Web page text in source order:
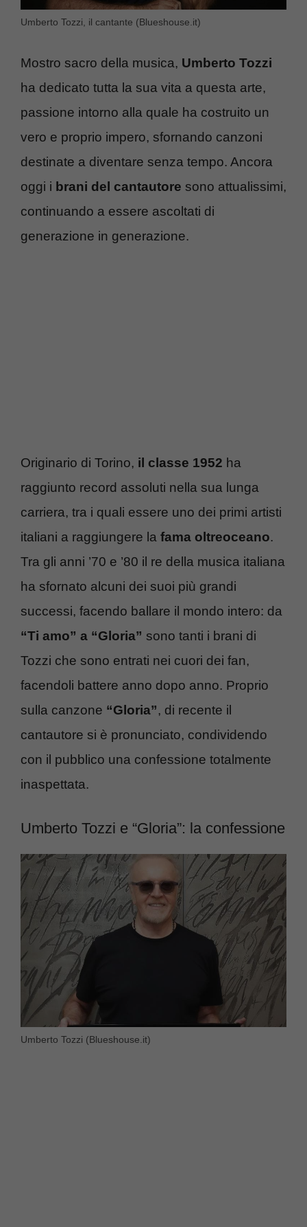
Umberto Tozzi, il cantante (Blueshouse.it)
Mostro sacro della musica, Umberto Tozzi
ha dedicato tutta la sua vita a questa arte,
passione intorno alla quale ha costruito un
vero e proprio impero, sfornando canzoni
destinate a diventare senza tempo. Ancora
oggi i brani del cantautore sono attualissimi,
continuando a essere ascoltati di
generazione in generazione.
Originario di Torino, il classe 1952 ha
raggiunto record assoluti nella sua lunga
carriera, tra i quali essere uno dei primi artisti
italiani a raggiungere la fama oltreoceano.
Tra gli anni ’70 e ’80 il re della musica italiana
ha sfornato alcuni dei suoi più grandi
successi, facendo ballare il mondo intero: da
“Ti amo” a “Gloria” sono tanti i brani di
Tozzi che sono entrati nei cuori dei fan,
facendoli battere anno dopo anno. Proprio
sulla canzone “Gloria”, di recente il
cantautore si è pronunciato, condividendo
con il pubblico una confessione totalmente
inaspettata.
Umberto Tozzi e “Gloria”: la confessione
Umberto Tozzi (Blueshouse.it)